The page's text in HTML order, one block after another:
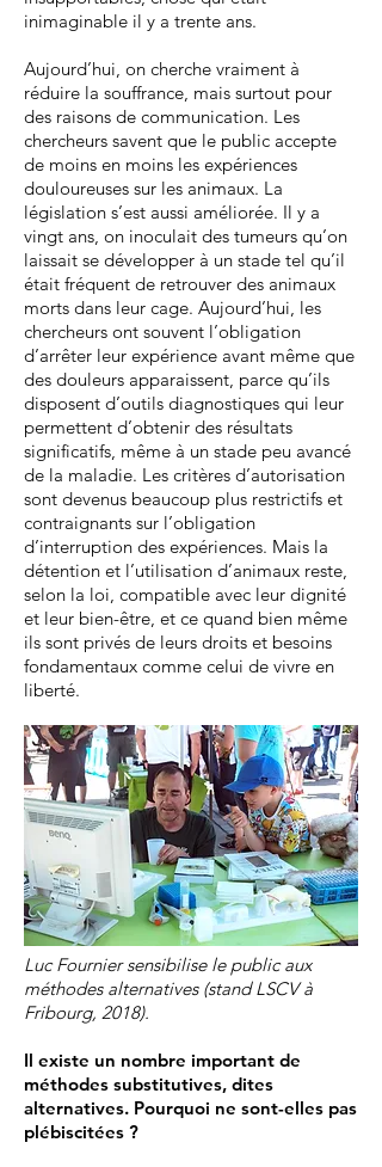
inimaginable il y a trente ans.
Aujourd’hui, on cherche vraiment à
réduire la souffrance, mais surtout pour
des raisons de communication. Les
chercheurs savent que le public accepte
de moins en moins les expériences
douloureuses sur les animaux. La
législation s’est aussi améliorée. Il y a
vingt ans, on inoculait des tumeurs qu’on
laissait se développer à un stade tel qu’il
était fréquent de retrouver des animaux
morts dans leur cage. Aujourd’hui, les
chercheurs ont souvent l’obligation
d’arrêter leur expérience avant même que
des douleurs apparaissent, parce qu’ils
disposent d’outils diagnostiques qui leur
permettent d’obtenir des résultats
significatifs, même à un stade peu avancé
de la maladie. Les critères d’autorisation
sont devenus beaucoup plus restrictifs et
contraignants sur l’obligation
d’interruption des expériences. Mais la
détention et l’utilisation d’animaux reste,
selon la loi, compatible avec leur dignité
et leur bien-être, et ce quand bien même
ils sont privés de leurs droits et besoins
fondamentaux comme celui de vivre en
liberté.
Luc Fournier sensibilise le public aux
méthodes alternatives (stand LSCV à
Fribourg, 2018).
Il existe un nombre important de
méthodes substitutives, dites
alternatives. Pourquoi ne sont-elles pas
plébiscitées ?